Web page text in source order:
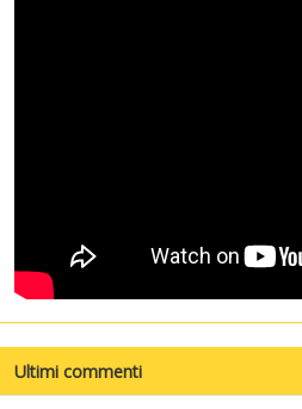
Ultimi commenti